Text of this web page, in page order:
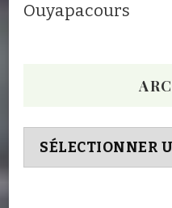
Ouyapacours
Archives